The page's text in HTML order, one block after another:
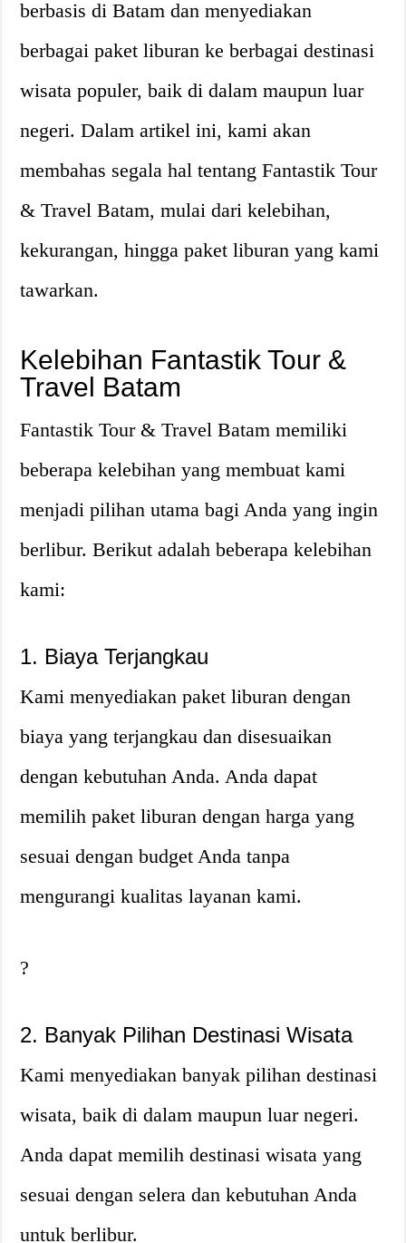
berbasis di Batam dan menyediakan
berbagai paket liburan ke berbagai destinasi
wisata populer, baik di dalam maupun luar
negeri. Dalam artikel ini, kami akan
membahas segala hal tentang Fantastik Tour
& Travel Batam, mulai dari kelebihan,
kekurangan, hingga paket liburan yang kami
tawarkan.
Kelebihan Fantastik Tour &
Travel Batam
Fantastik Tour & Travel Batam memiliki
beberapa kelebihan yang membuat kami
menjadi pilihan utama bagi Anda yang ingin
berlibur. Berikut adalah beberapa kelebihan
kami:
1. Biaya Terjangkau
Kami menyediakan paket liburan dengan
biaya yang terjangkau dan disesuaikan
dengan kebutuhan Anda. Anda dapat
memilih paket liburan dengan harga yang
sesuai dengan budget Anda tanpa
mengurangi kualitas layanan kami.
?
2. Banyak Pilihan Destinasi Wisata
Kami menyediakan banyak pilihan destinasi
wisata, baik di dalam maupun luar negeri.
Anda dapat memilih destinasi wisata yang
sesuai dengan selera dan kebutuhan Anda
untuk berlibur.